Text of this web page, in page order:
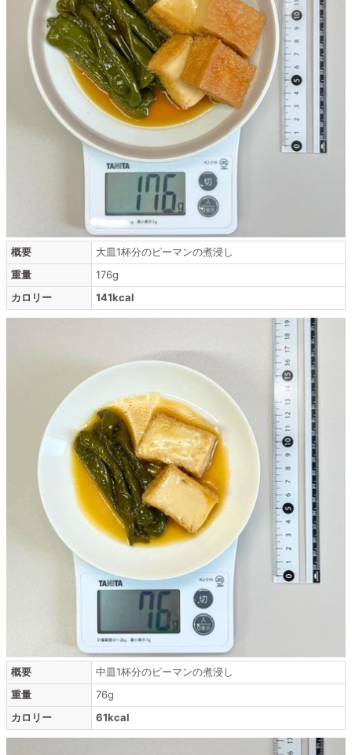
概要
大皿1杯分のピーマンの煮浸し
重量
176g
カロリー
141kcal
概要
中皿1杯分のピーマンの煮浸し
重量
76g
カロリー
61kcal